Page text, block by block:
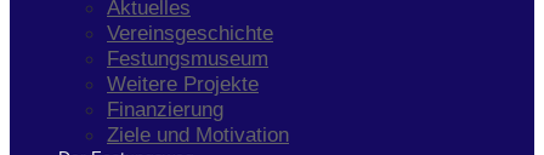
Aktuelles
Vereinsgeschichte
Festungsmuseum
Weitere Projekte
Finanzierung
Ziele und Motivation